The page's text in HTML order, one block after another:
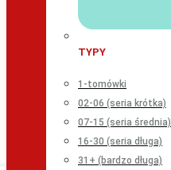
TYPY
1-tomówki
02-06 (seria krótka)
07-15 (seria średnia)
16-30 (seria długa)
31+ (bardzo długa)